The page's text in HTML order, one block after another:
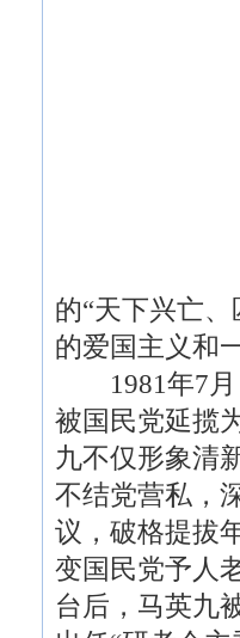
的“天下兴亡
的爱国主义和
1981年7月
被国民党延揽
九不仅形象清
不结党营私，
议，破格提拔
变国民党予人
台后，马英九